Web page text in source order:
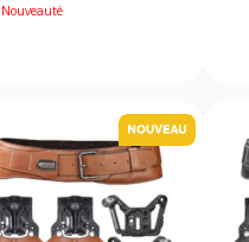
Nouveauté